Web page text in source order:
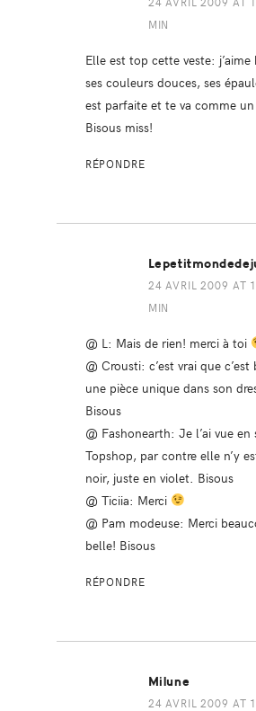
MIN
Elle est top cette veste: j’aime
ses couleurs douces, ses
est parfaite et te va comme
Bisous miss!
RÉPONDRE
24 AVRIL 2009 AT
MIN
@ L: Mais de rien! merci à toi
@ Crousti: c’est vrai que c’est
une pièce unique dans son
Bisous
@ Fashonearth: Je l’ai vue en
Topshop, par contre elle n’y
noir, juste en violet. Bisous
@ Ticiia: Merci
@ Pam modeuse: Merci
belle! Bisous
RÉPONDRE
Milune
24 AVRIL 2009 AT